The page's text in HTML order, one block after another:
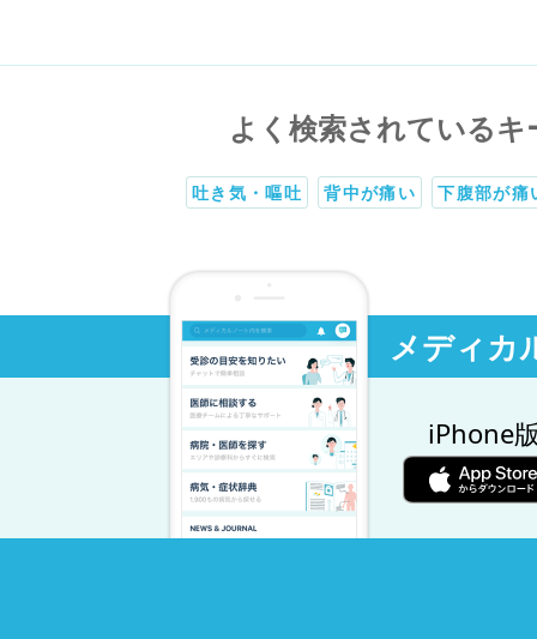
よく検索されているキ
吐き気・嘔吐 背中が痛い 下腹部が痛
メディカ
iPhone